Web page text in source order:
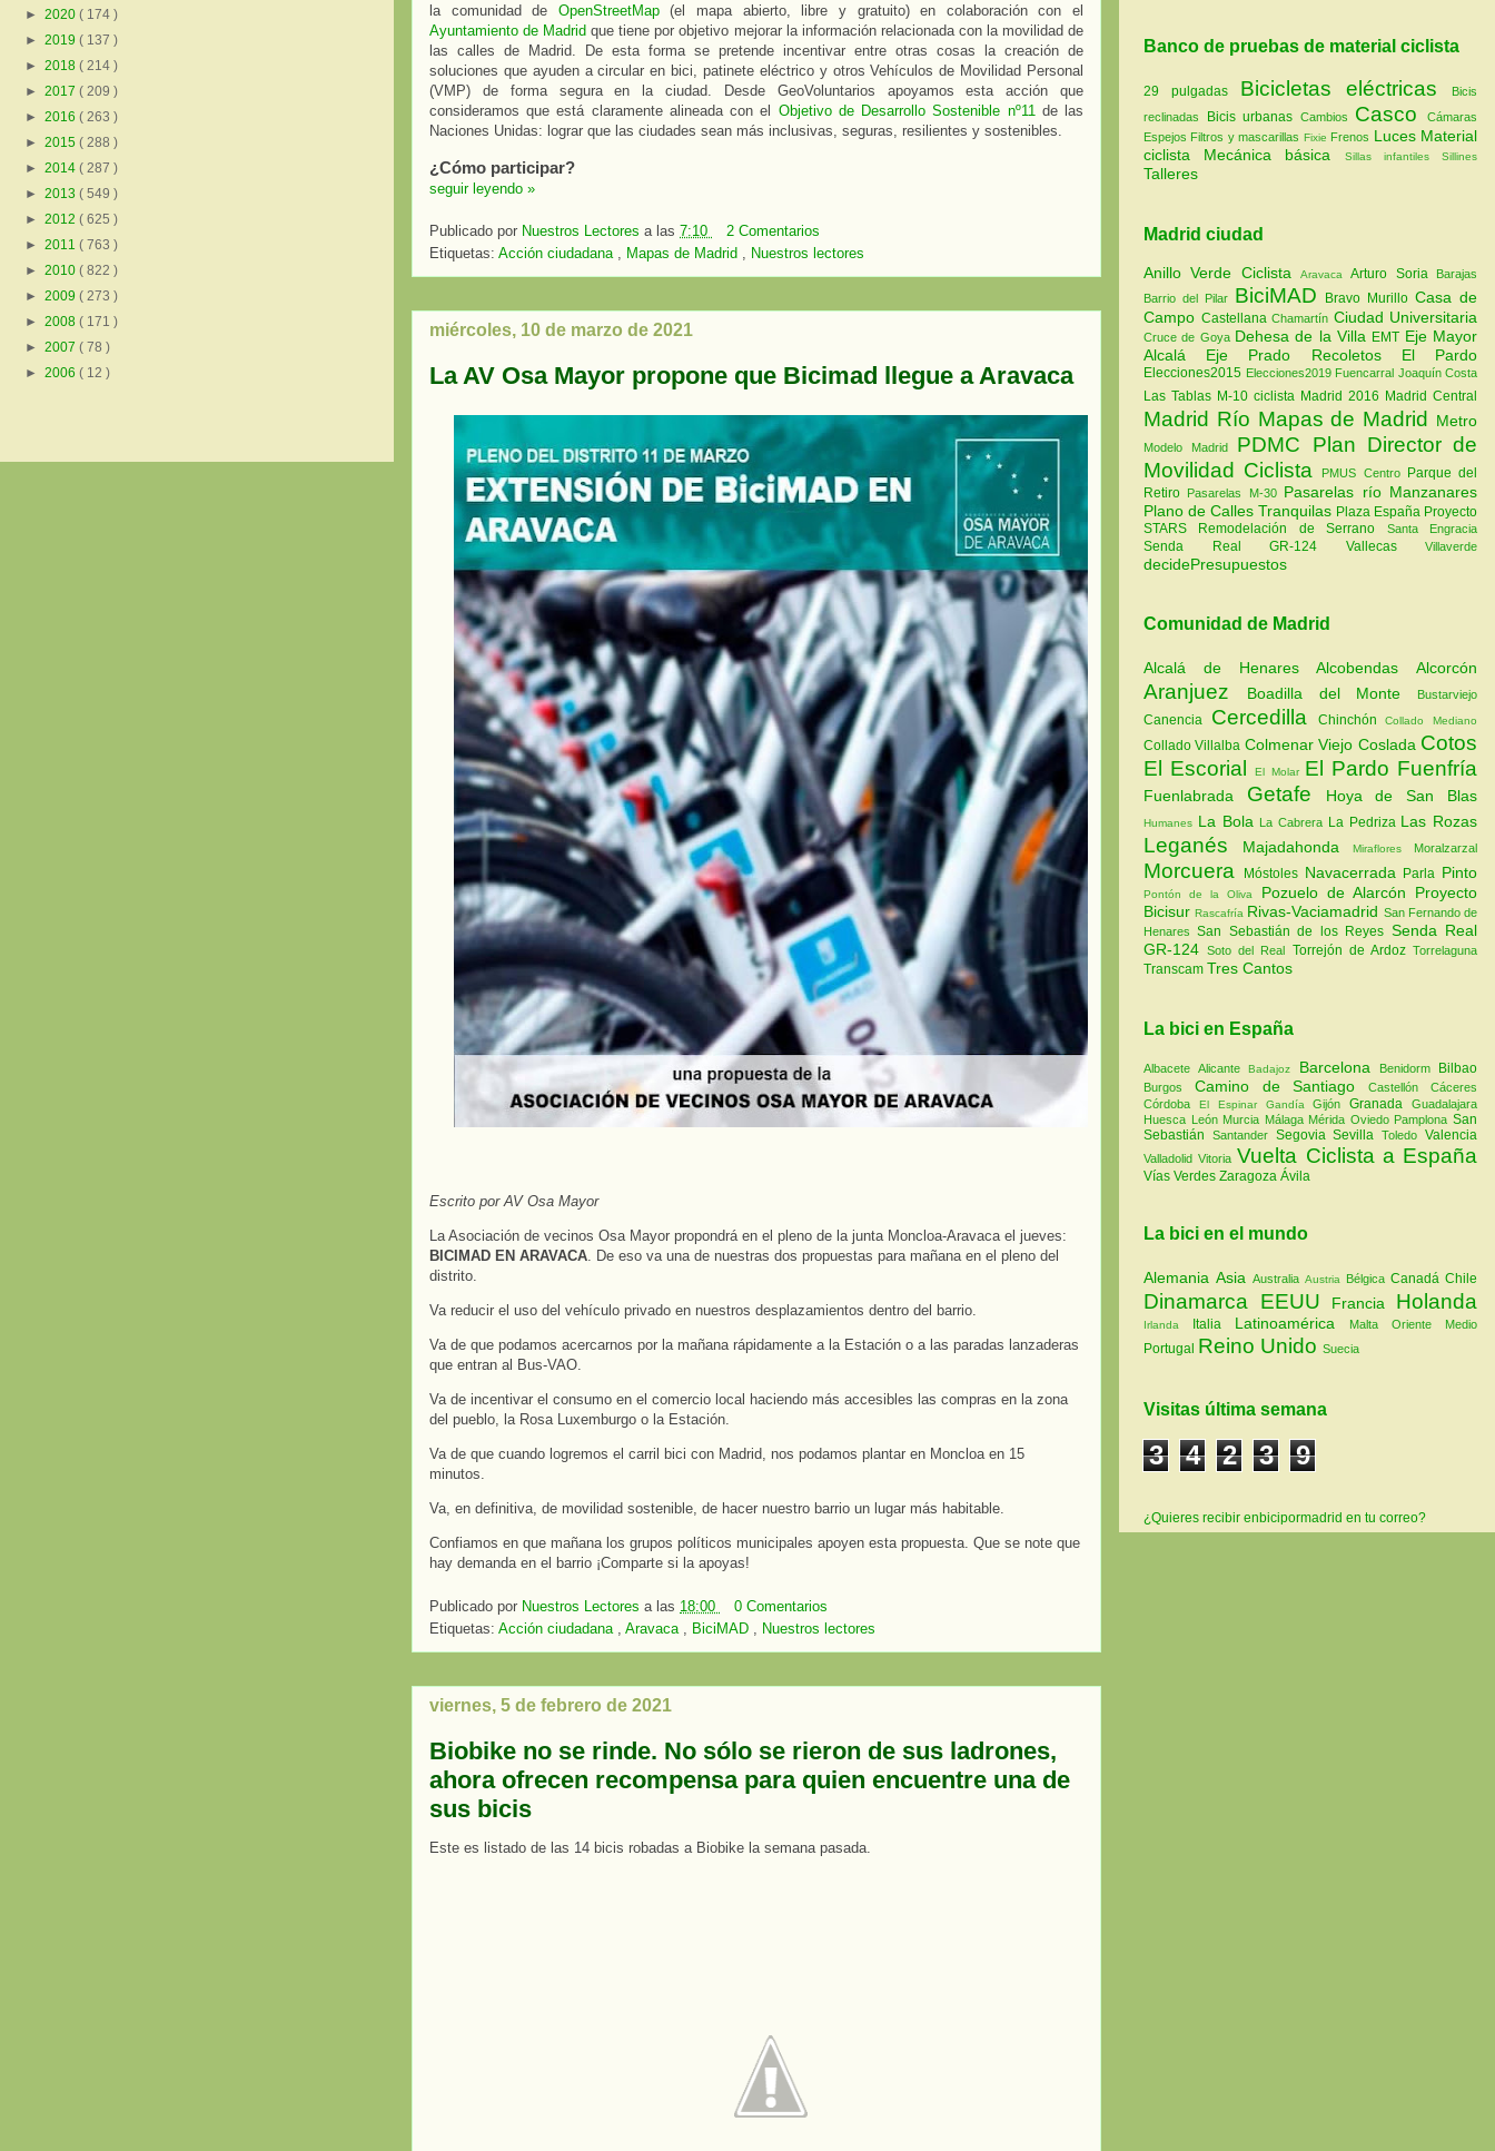
la comunidad de OpenStreetMap(el mapa abierto, libre y gratuito) en colaboración con el
Ayuntamiento de Madrid que tiene por objetivo mejorar la información relacionada con la movilidad de
las calles de Madrid. De esta forma se pretende incentivar entre otras cosas la creación de
soluciones que ayuden a circular en bici, patinete eléctrico y otros Vehículos de Movilidad Personal
(VMP) de forma segura en la ciudad. Desde GeoVoluntarios apoyamos esta acción que
consideramos que está claramente alineada con el Objetivo de Desarrollo Sostenible nº11 de las
Naciones Unidas: lograr que las ciudades sean más inclusivas, seguras, resilientes y sostenibles.
¿Cómo participar?
seguir leyendo »
Publicado por Nuestros Lectores a las 7:10
2 Comentarios
Etiquetas: Acción ciudadana , Mapas de Madrid , Nuestros lectores
miércoles, 10 de marzo de 2021
La AV Osa Mayor propone que Bicimad llegue a Aravaca
Escrito por AV Osa Mayor
La Asociación de vecinos Osa Mayor propondrá en el pleno de la junta Moncloa-Aravaca el jueves:
BICIMAD EN ARAVACA. De eso va una de nuestras dos propuestas para mañana en el pleno del
distrito.
Va reducir el uso del vehículo privado en nuestros desplazamientos dentro del barrio.
Va de que podamos acercarnos por la mañana rápidamente a la Estación o a las paradas lanzaderas
que entran al Bus-VAO.
Va de incentivar el consumo en el comercio local haciendo más accesibles las compras en la zona
del pueblo, la Rosa Luxemburgo o la Estación.
Va de que cuando logremos el carril bici con Madrid, nos podamos plantar en Moncloa en 15
minutos.
Va, en definitiva, de movilidad sostenible, de hacer nuestro barrio un lugar más habitable.
Confiamos en que mañana los grupos políticos municipales apoyen esta propuesta. Que se note que
hay demanda en el barrio ¡Comparte si la apoyas!
Publicado por Nuestros Lectores a las 18:00
0 Comentarios
Etiquetas: Acción ciudadana Aravaca BiciMAD Nuestros lectores
viernes, 5 de febrero de 2021
Biobike no se rinde. No sólo se rieron de sus ladrones,
ahora ofrecen recompensa para quien encuentre una de
sus bicis
Este es listado de las 14 bicis robadas a Biobike la semana pasada.
► 2020 ( 174 )
► 2019 ( 137 )
► 2018 ( 214 )
► 2017 ( 209 )
► 2016 ( 263 )
► 2015 ( 288 )
► 2014 ( 287 )
► 2013 ( 549 )
► 2012 ( 625 )
► 2011 ( 763 )
► 2010 ( 822 )
► 2009 ( 273 )
► 2008 ( 171 )
► 2007 ( 78 )
► 2006 ( 12 )
Banco de pruebas de material ciclista
29 pulgadas Bicicletas eléctricas
Bicis
reclinadas
Bicis urbanas Cambios Casco
Cámaras
Espejos Filtros y mascarillas Fixie Frenos Luces Material
ciclista
Mecánica básica Sillas infantiles Sillines
Talleres
Madrid ciudad
Anillo Verde Ciclista AravacaArturo Soria
Barajas
Barrio del Pilar BiciMAD Bravo MurilloCasa de
Campo Castellana Chamartín Ciudad Universitaria
Cruce de Goya Dehesa de la Villa EMT Eje Mayor
Alcalá Eje Prado Recoletos El Pardo
Elecciones2015 Elecciones2019 Fuencarral Joaquín Costa
Las Tablas M-10 ciclista Madrid 2016 Madrid Central
Madrid Río Mapas de Madrid Metro
Modelo Madrid PDMC Plan Director de
Movilidad Ciclista
PMUS Centro Parque del
Retiro Pasarelas M-30 Pasarelas río Manzanares
Plano de Calles Tranquilas Plaza España Proyecto
STARS Remodelación de Serrano Santa Engracia
Senda Real GR-124 Vallecas Villaverde
decidePresupuestos
Comunidad de Madrid
Alcalá de HenaresAlcobendas Alcorcón
Aranjuez Boadilla del Monte Bustarviejo
Canencia Cercedilla ChinchónCollado Mediano
Collado Villalba Colmenar Viejo Coslada Cotos
El EscorialEl Molar El Pardo Fuenfría
Fuenlabrada Getafe Hoya de San Blas
Humanes La Bola La Cabrera La Pedriza Las Rozas
Leganés Majadahonda Miraflores Moralzarzal
Morcuera Móstoles Navacerrada Parla Pinto
Pontón de la Oliva Pozuelo de Alarcón Proyecto
BicisurRascafría Rivas-Vaciamadrid San Fernando de
HenaresSan Sebastián de los Reyes Senda Real
GR-124Soto del Real Torrejón de ArdozTorrelaguna
Transcam Tres Cantos
La bici en España
AlbaceteAlicanteBadajoz Barcelona Benidorm Bilbao
Burgos Camino de SantiagoCastellónCáceres
Córdoba El Espinar GandíaGijónGranadaGuadalajara
Huesca León Murcia Málaga Mérida Oviedo PamplonaSan
Sebastián Santander SegoviaSevillaToledoValencia
ValladolidVitoria Vuelta Ciclista a España
Vías Verdes Zaragoza Ávila
La bici en el mundo
Alemania Asia Australia Austria Bélgica Canadá Chile
Dinamarca EEUU Francia Holanda
Irlanda Italia Latinoamérica Malta Oriente Medio
Portugal Reino Unido Suecia
Visitas última semana
3 4 2 3 9
¿Quieres recibir enbicipormadrid en tu correo?